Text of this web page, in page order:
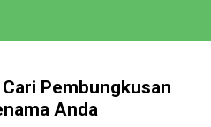
Pembungkusan
Anda